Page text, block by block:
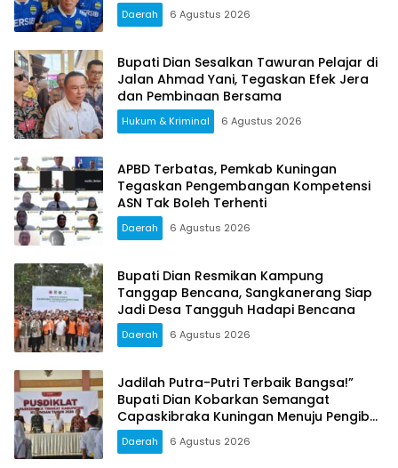
Daerah 6 Agustus 2026
Bupati Dian Sesalkan Tawuran Pelajar di
Jalan Ahmad Yani, Tegaskan Efek Jera
dan Pembinaan Bersama
Hukum & Kriminal 6 Agustus 2026
APBD Terbatas, Pemkab Kuningan
Tegaskan Pengembangan Kompetensi
ASN Tak Boleh Terhenti
Daerah 6 Agustus 2026
Bupati Dian Resmikan Kampung
Tanggap Bencana, Sangkanerang Siap
Jadi Desa Tangguh Hadapi Bencana
Daerah 6 Agustus 2026
Jadilah Putra-Putri Terbaik Bangsa!”
Bupati Dian Kobarkan Semangat
Capaskibraka Kuningan Menuju Pengibar
Merah Putih 2026
Daerah 6 Agustus 2026